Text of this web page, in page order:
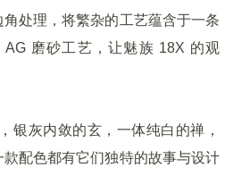
处理，将繁杂的工艺蕴含于一条
磨砂工艺，让魅族 18X 的观
银灰内敛的玄，一体纯白的禅，
配色都有它们独特的故事与设计